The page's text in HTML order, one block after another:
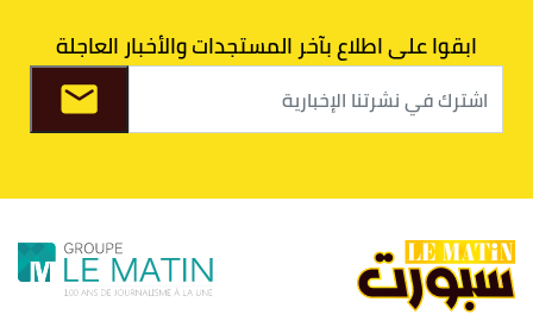
36
9 الكوكب المراكشي 30
27
26
36
10 النادي المكناسي 30
24
33
36
11 نادي النهضة زمامرة 30
28
37
33
ابقوا على اطلاع بآخر المستجدات والأخبار العاجلة